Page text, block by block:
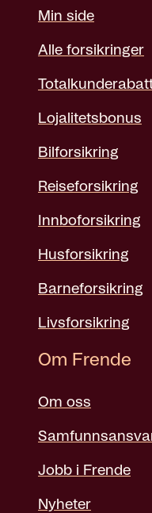
Min side
Alle forsikringer
Lojalitetsbonus
Bilforsikring
Reiseforsikring
Innboforsikring
Husforsikring
Barneforsikring
Livsforsikring
Om Frende
Om oss
Jobb i Frende
Nyheter